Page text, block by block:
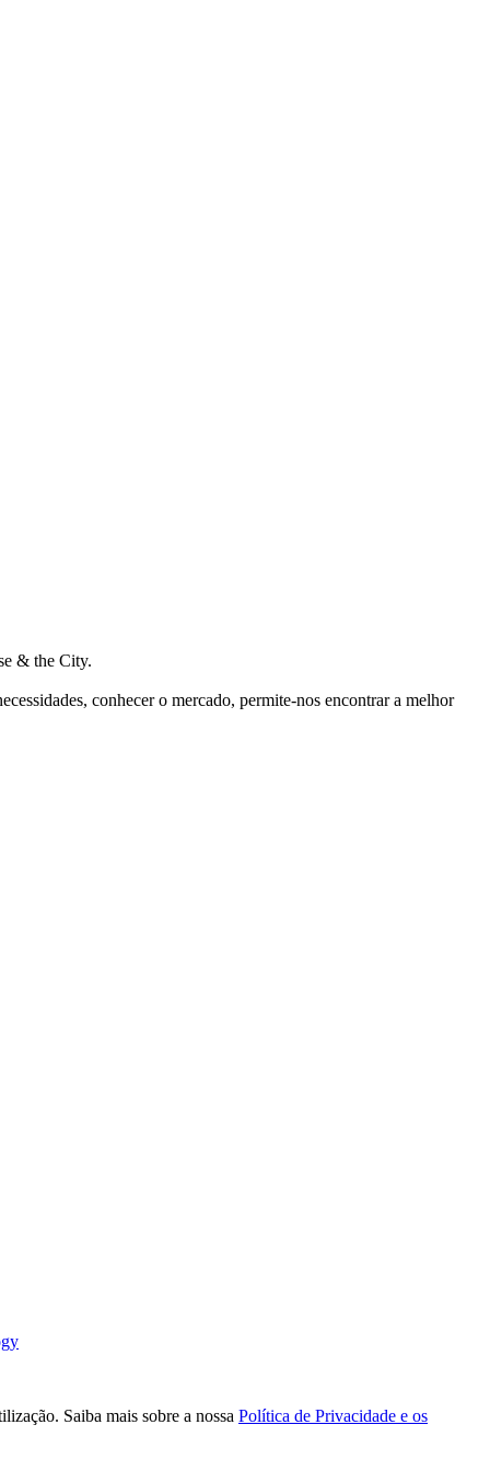
& the City.
conhecer o mercado, permite-nos encontrar a melhor
Saiba mais sobre a nossa Política de Privacidade e os